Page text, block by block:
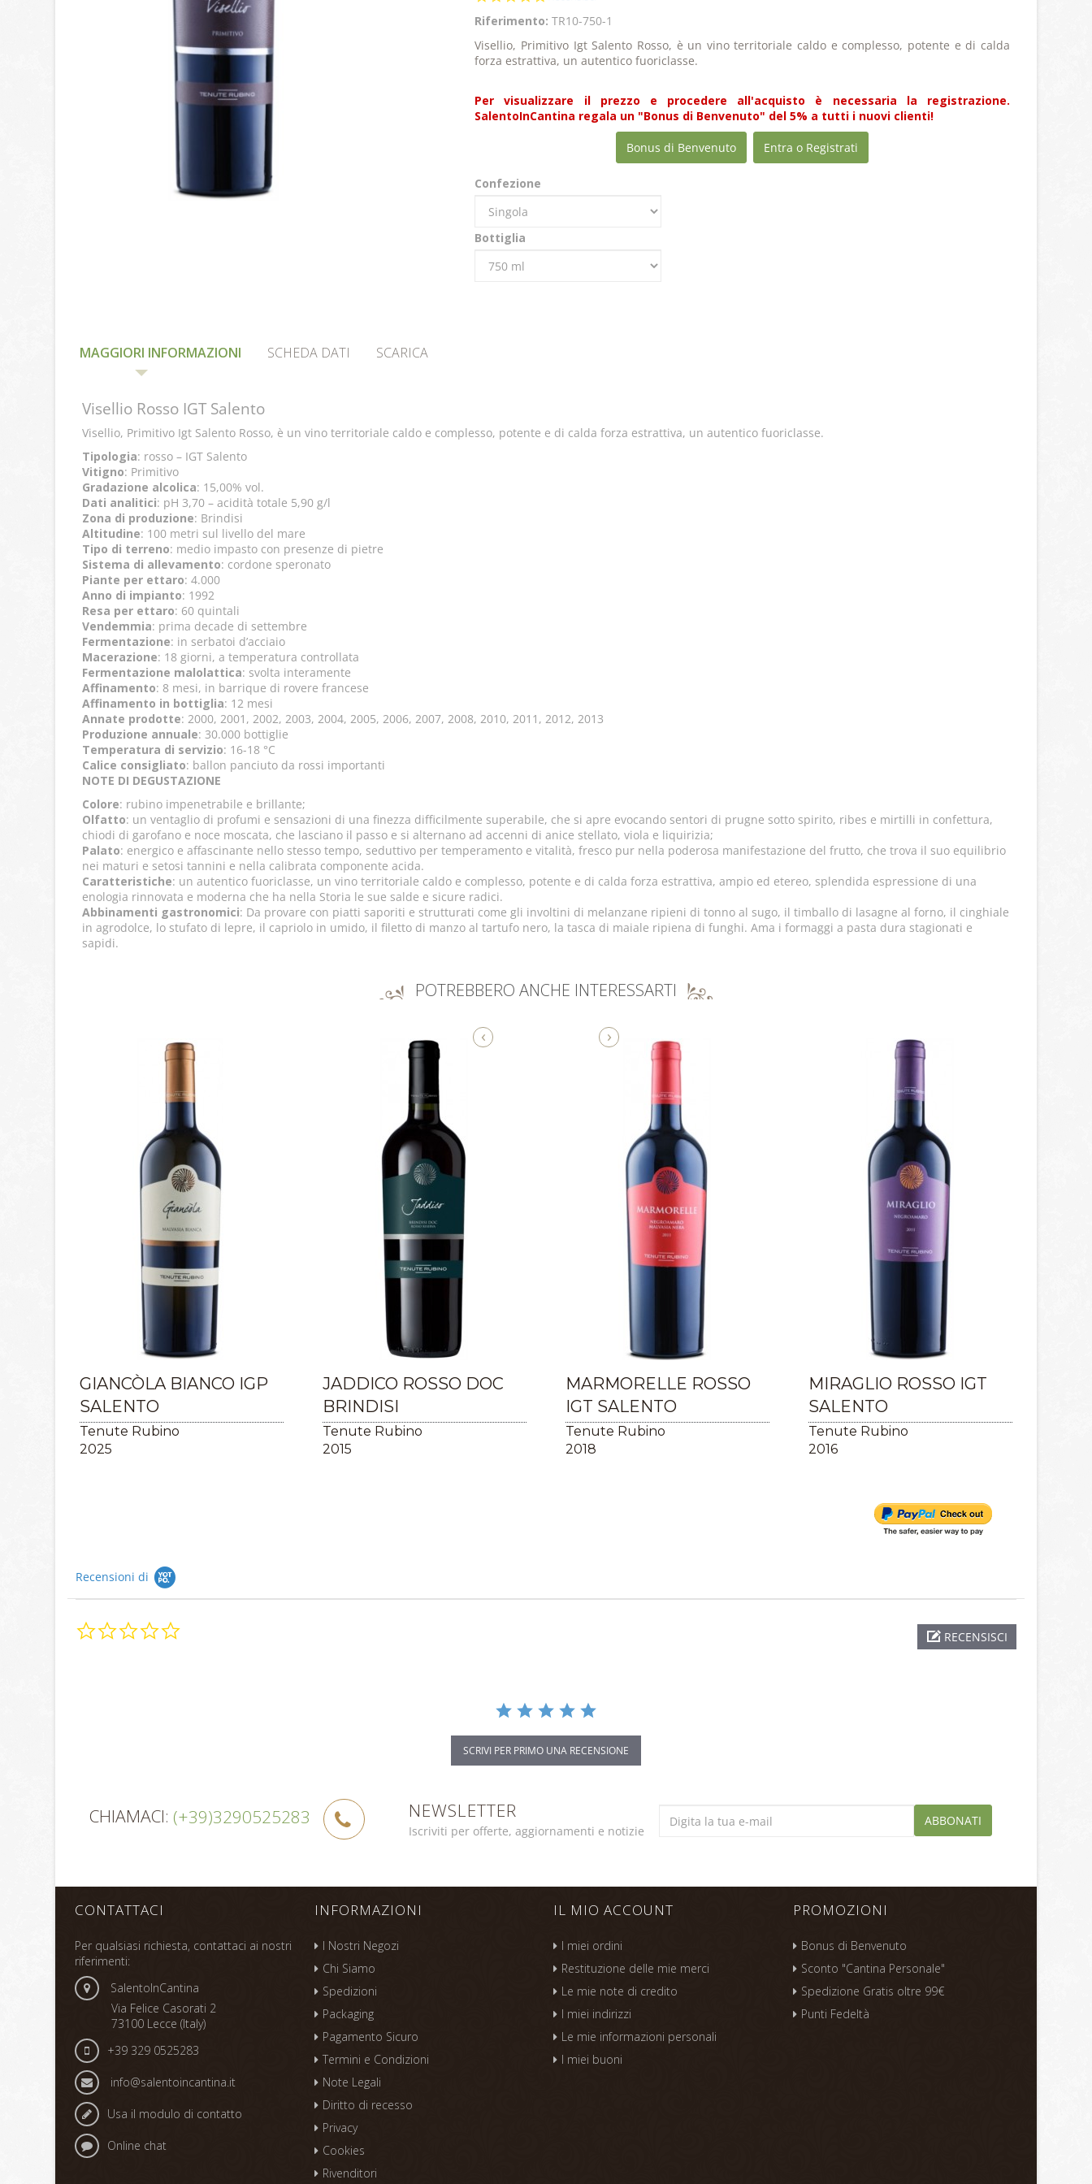
rating
Riferimento: TR10-750-1
Visellio, Primitivo Igt Salento Rosso, è un vino territoriale caldo e complesso, potente e di calda
forza estrattiva, un autentico fuoriclasse.
Per visualizzare il prezzo e procedere all'acquisto è necessaria la registrazione.
SalentoInCantina regala un "Bonus di Benvenuto" del 5% a tutti i nuovi clienti!
Bonus di Benvenuto Entra o Registrati
Confezione
Bottiglia
MAGGIORI INFORMAZIONI SCHEDA DATI SCARICA
Visellio Rosso IGT Salento
Visellio, Primitivo Igt Salento Rosso, è un vino territoriale caldo e complesso, potente e di calda forza estrattiva, un autentico fuoriclasse.
Tipologia: rosso – IGT Salento
Vitigno: Primitivo
Gradazione alcolica: 15,00% vol.
Dati analitici: pH 3,70 – acidità totale 5,90 g/l
Zona di produzione: Brindisi
Altitudine: 100 metri sul livello del mare
Tipo di terreno: medio impasto con presenze di pietre
Sistema di allevamento: cordone speronato
Piante per ettaro: 4.000
Anno di impianto: 1992
Resa per ettaro: 60 quintali
Vendemmia: prima decade di settembre
Fermentazione: in serbatoi d’acciaio
Macerazione: 18 giorni, a temperatura controllata
Fermentazione malolattica: svolta interamente
Affinamento: 8 mesi, in barrique di rovere francese
Affinamento in bottiglia: 12 mesi
Annate prodotte: 2000, 2001, 2002, 2003, 2004, 2005, 2006, 2007, 2008, 2010, 2011, 2012, 2013
Produzione annuale: 30.000 bottiglie
Temperatura di servizio: 16-18 °C
Calice consigliato: ballon panciuto da rossi importanti
NOTE DI DEGUSTAZIONE
Colore: rubino impenetrabile e brillante;
Olfatto: un ventaglio di profumi e sensazioni di una finezza difficilmente superabile, che si apre evocando sentori di prugne sotto spirito, ribes e mirtilli in confettura,
chiodi di garofano e noce moscata, che lasciano il passo e si alternano ad accenni di anice stellato, viola e liquirizia;
Palato: energico e affascinante nello stesso tempo, seduttivo per temperamento e vitalità, fresco pur nella poderosa manifestazione del frutto, che trova il suo equilibrio
nei maturi e setosi tannini e nella calibrata componente acida.
Caratteristiche: un autentico fuoriclasse, un vino territoriale caldo e complesso, potente e di calda forza estrattiva, ampio ed etereo, splendida espressione di una
enologia rinnovata e moderna che ha nella Storia le sue salde e sicure radici.
Abbinamenti gastronomici: Da provare con piatti saporiti e strutturati come gli involtini di melanzane ripieni di tonno al sugo, il timballo di lasagne al forno, il cinghiale
in agrodolce, lo stufato di lepre, il capriolo in umido, il filetto di manzo al tartufo nero, la tasca di maiale ripiena di funghi. Ama i formaggi a pasta dura stagionati e
sapidi.
POTREBBERO ANCHE INTERESSARTI
‹ ›
GIANCÒLA BIANCO IGP
SALENTO
Tenute Rubino
2025
JADDICO ROSSO DOC
BRINDISI
Tenute Rubino
2015
MARMORELLE ROSSO
IGT SALENTO
Tenute Rubino
2018
MIRAGLIO ROSSO IGT
SALENTO
Tenute Rubino
2016
Recensioni di
RECENSISCI
SCRIVI PER PRIMO UNA RECENSIONE
CHIAMACI: (+39)3290525283 NEWSLETTER
Iscriviti per offerte, aggiornamenti e notizie
ABBONATI
CONTATTACI
Per qualsiasi richiesta, contattaci ai nostri
riferimenti:
SalentoInCantina
Via Felice Casorati 2
73100 Lecce (Italy)
+39 329 0525283
info@salentoincantina.it
Usa il modulo di contatto
Online chat
INFORMAZIONI
I Nostri Negozi
Chi Siamo
Spedizioni
Packaging
Pagamento Sicuro
Termini e Condizioni
Note Legali
Diritto di recesso
Privacy
Cookies
Rivenditori
IL MIO ACCOUNT
I miei ordini
Restituzione delle mie merci
Le mie note di credito
I miei indirizzi
Le mie informazioni personali
I miei buoni
PROMOZIONI
Bonus di Benvenuto
Sconto "Cantina Personale"
Spedizione Gratis oltre 99€
Punti Fedeltà